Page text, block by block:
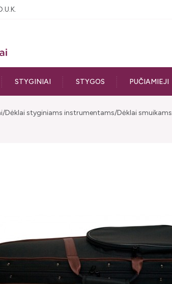
STYGINIAI STYGOS PUČIAMIEJI
Dėklai styginiams instrumentams Dėklai smuikams